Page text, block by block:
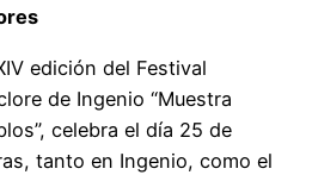
edición del Festival
de Ingenio “Muestra
celebra el día 25 de
tanto en Ingenio, como el